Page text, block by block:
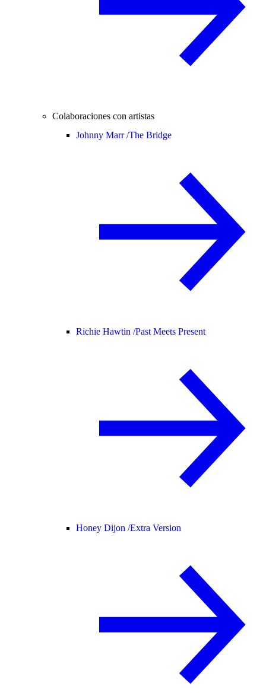
Colaboraciones con artistas
Johnny Marr /The Bridge
Richie Hawtin /Past Meets Present
Honey Dijon /Extra Version